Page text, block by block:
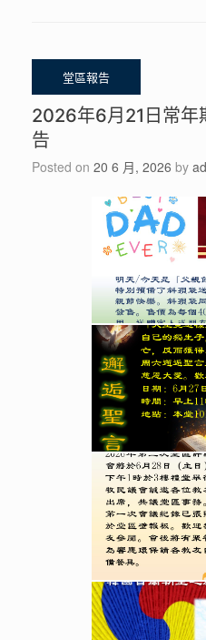
2026年6月21日常年
告
Posted on 20 6 月, 2026 by